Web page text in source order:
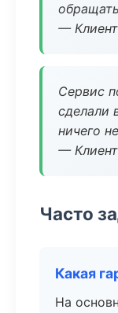
—
Сервис
сделали
ничего
—
Часто
Какая
На